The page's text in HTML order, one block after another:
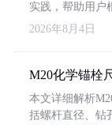
实践，帮助用户
2026年8月4日
M20化学锚栓
本文详细解析
括螺杆直径、钻